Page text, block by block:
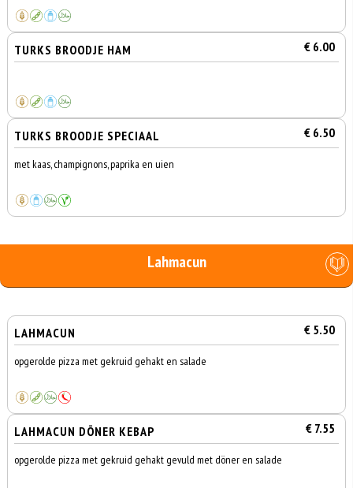
TURKS BROODJE HAM € 6.00
TURKS BROODJE SPECIAAL € 6.50
met kaas, champignons, paprika en uien
Lahmacun
LAHMACUN € 5.50
opgerolde pizza met gekruid gehakt en salade
LAHMACUN DÖNER KEBAP € 7.55
opgerolde pizza met gekruid gehakt gevuld met döner en salade